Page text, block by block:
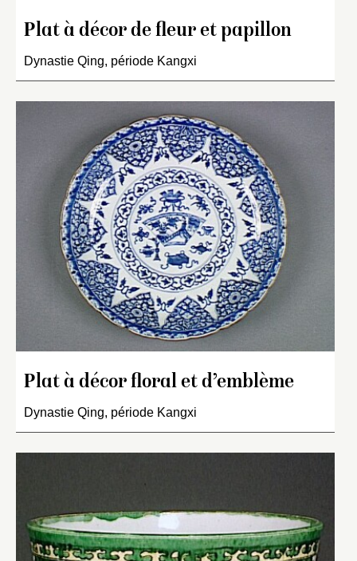
Plat à décor de fleur et papillon
Dynastie Qing, période Kangxi
Plat à décor floral et d’emblème
Dynastie Qing, période Kangxi